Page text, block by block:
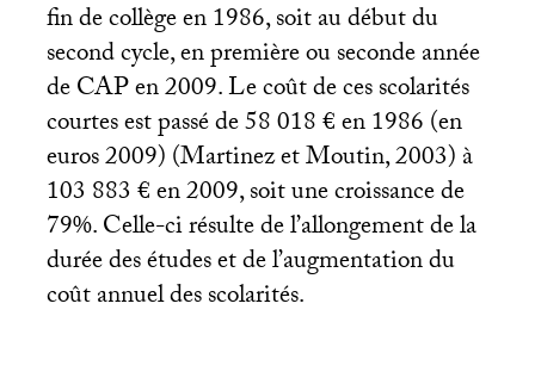
fin de collège en 1986, soit au début du
second cycle, en première ou seconde année
deCAPen 2009. Le coût de ces scolarités
courtes est passé de 58 018 € en 1986 (en
euros 2009) (Martinez et Moutin, 2003) à
103 883 € en 2009, soit une croissance de
79%. Celle-ci résulte de l’allongement de la
durée des études et de l’augmentation du
coût annuel des scolarités.